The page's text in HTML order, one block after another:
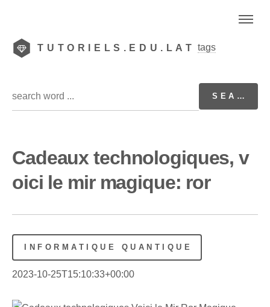
TUTORIELS.EDU.LAT tags
Cadeaux technologiques, v
oici le mir magique: ror
INFORMATIQUE QUANTIQUE
2023-10-25T15:10:33+00:00